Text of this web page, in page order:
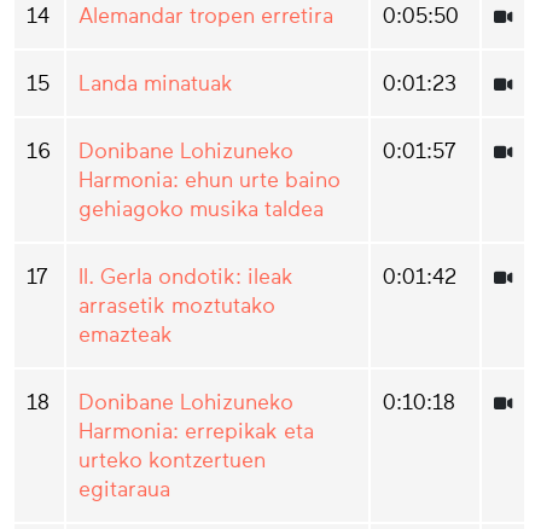
14 Alemandar tropen erretira 0:05:50
15 Landa minatuak 0:01:23
16
Donibane Lohizuneko
Harmonia: ehun urte baino
gehiagoko musika taldea
0:01:57
17
II. Gerla ondotik: ileak
arrasetik moztutako
emazteak
0:01:42
18
Donibane Lohizuneko
Harmonia: errepikak eta
urteko kontzertuen
egitaraua
0:10:18